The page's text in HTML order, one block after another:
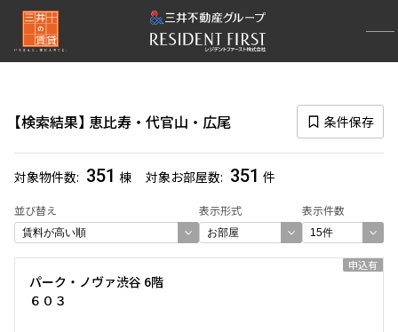
検索結果 恵比寿・代官山・広尾 条件保存
対象物件数 351 棟 対象お部屋数 351 件
並び替え 表示形式 表示件数
再検索ナビゲーション
選択中のエリア
恵比寿・代官山・広尾
(351)
選び方を変更する
パーク・ノヴァ渋谷 6階
６０３
申込有